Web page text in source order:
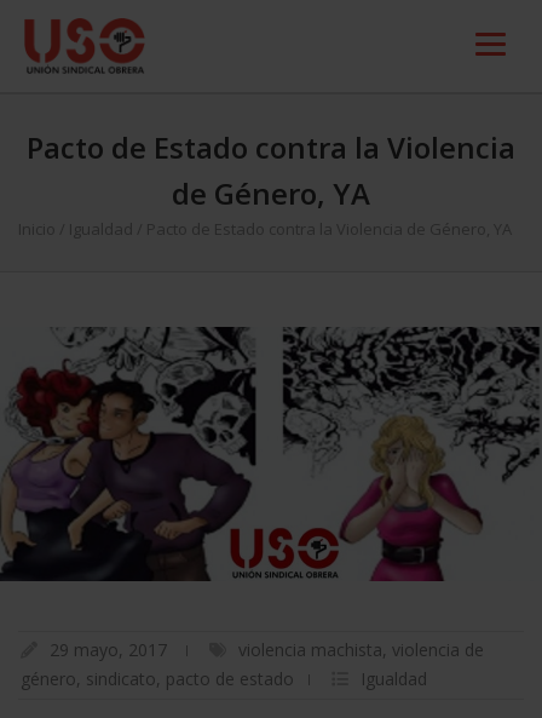
Pacto de Estado contra la Violencia
de Género, YA
Inicio Igualdad Pacto de Estado contra la Violencia de Género, YA
29 mayo, 2017 violencia machista, violencia de
género, sindicato, pacto de estado Igualdad